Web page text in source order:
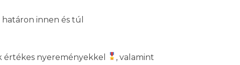
innen és túl
értékes nyereményekkel
, valamint